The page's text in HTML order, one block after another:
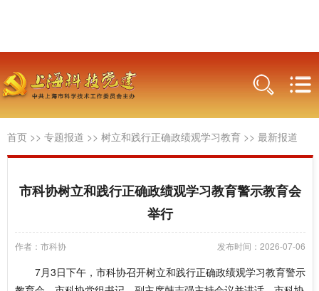
首页 >> 专题报道 >> 树立和践行正确政绩观学习教育 >> 最新报道
市科协树立和践行正确政绩观学习教育警示教育会
举行
作者：市科协 发布时间：2026-07-06
7月3日下午，市科协召开树立和践行正确政绩观学习教育警示